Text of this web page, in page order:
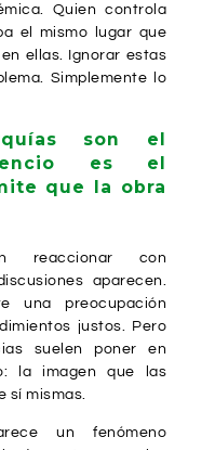
Quien controla
el mismo lugar que
ellas. Ignorar estas
Simplemente lo
son el
es el
que la obra
reaccionar con
aparecen.
una preocupación
justos. Pero
suelen poner en
la imagen que las
sí mismas.
un fenómeno